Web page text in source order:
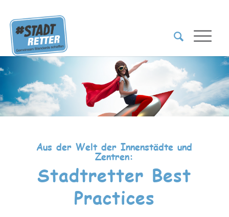
Aus der Welt der Innenstädte und
Zentren:
Stadtretter Best
Practices